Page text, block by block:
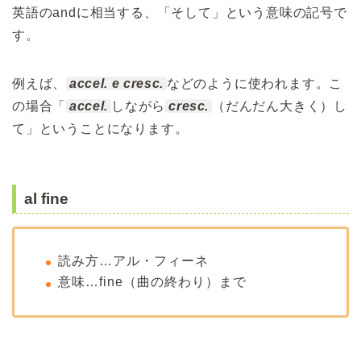
英語のandに相当する、「そして」という意味の記号で
す。
例えば、 accel. e cresc. などのように使われます。こ
の場合「
accel. しながら cresc.
（だんだん大きく）し
て」ということになります。
al fine
読み方…アル・フィーネ
意味…fine（曲の終わり）まで